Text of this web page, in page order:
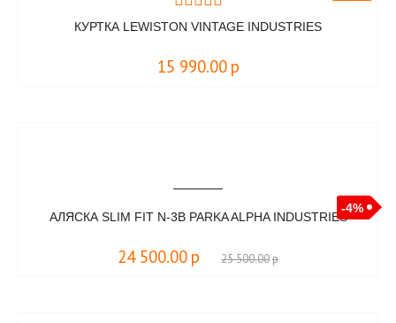
КУРТКА LEWISTON VINTAGE INDUSTRIES
15 990.00 р
-4%
АЛЯСКА SLIM FIT N-3B PARKA ALPHA INDUSTRIES
24 500.00 р 25 500.00р